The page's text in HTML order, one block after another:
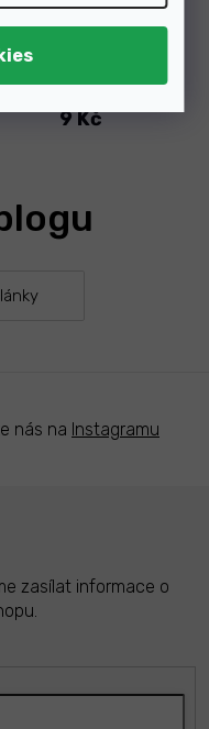
9 Kč
nás na Instagramu
zasílat informace o